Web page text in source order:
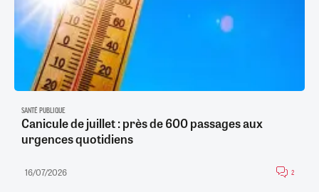
SANTÉ PUBLIQUE
Canicule de juillet : près de 600 passages aux
urgences quotidiens
16/07/2026 2